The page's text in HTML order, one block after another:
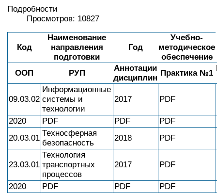
Подробности
Просмотров: 10827
Код
Наименование
направления
подготовки
Год
Учебно-
методическое
обеспечение
ООП
РУП
Аннотации
дисциплин
Практика №1
09.03.02
Информационные
системы и
технологии
2017 PDF
2020 PDF PDF
PDF
20.03.01
Техносферная
безопасность
2018 PDF
23.03.01
Технология
транспортных
процессов
2017 PDF
2020 PDF PDF PDF